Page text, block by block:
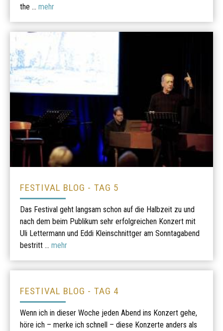
the ... mehr
FESTIVAL BLOG - TAG 5
Das Festival geht langsam schon auf die Halbzeit zu und
nach dem beim Publikum sehr erfolgreichen Konzert mit
Uli Lettermann und Eddi Kleinschnittger am Sonntagabend
bestritt ... mehr
FESTIVAL BLOG - TAG 4
Wenn ich in dieser Woche jeden Abend ins Konzert gehe,
höre ich – merke ich schnell – diese Konzerte anders als